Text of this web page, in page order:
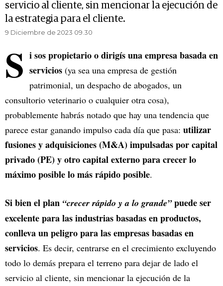
servicio al cliente, sin mencionar la ejecución de
la estrategia para el cliente.
9 Diciembre de 2023 09.30
S i sos propietario o dirigís una empresa basada en
servicios (ya sea una empresa de gestión
patrimonial, un despacho de abogados, un
consultorio veterinario o cualquier otra cosa),
probablemente habrás notado que hay una tendencia que
parece estar ganando impulso cada día que pasa: utilizar
fusiones y adquisiciones (M&A) impulsadas por capital
privado (PE) y otro capital externo para crecer lo
máximo posible lo más rápido posible.
Si bien el plan “crecer rápido y a lo grande”puede ser
excelente para las industrias basadas en productos,
conlleva un peligro para las empresas basadas en
servicios. Es decir, centrarse en el crecimiento excluyendo
todo lo demás prepara el terreno para dejar de lado el
servicio al cliente, sin mencionar la ejecución de la